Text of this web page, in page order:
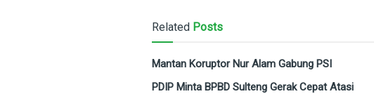
Related Posts
Mantan Koruptor Nur Alam Gabung PSI
PDIP Minta BPBD Sulteng Gerak Cepat Atasi